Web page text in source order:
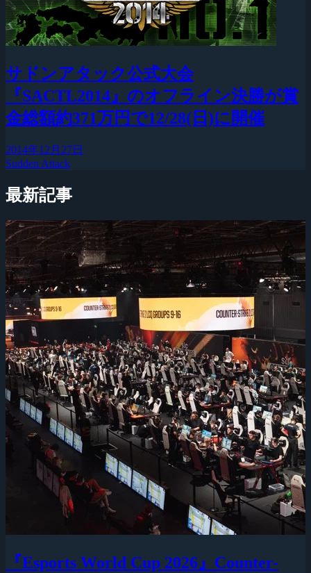
サドンアタック公式大会
『SACTL2014』のオフライン決勝が賞
金総額約371万円で12/28(日)に開催
2014年12月27日
Sudden Attack
最新記事
『Esports World Cup 2026』Counter-